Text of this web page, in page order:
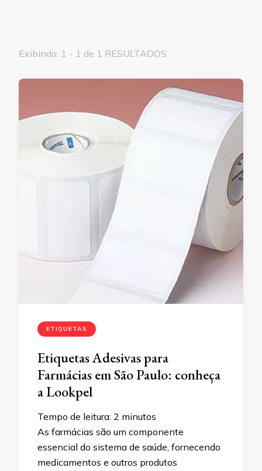
Exibindo: 1 - 1 de 1 RESULTADOS
ETIQUETAS
Etiquetas Adesivas para
Farmácias em São Paulo: conheça
a Lookpel
Tempo de leitura: 2 minutos
As farmácias são um componente
essencial do sistema de saúde, fornecendo
medicamentos e outros produtos